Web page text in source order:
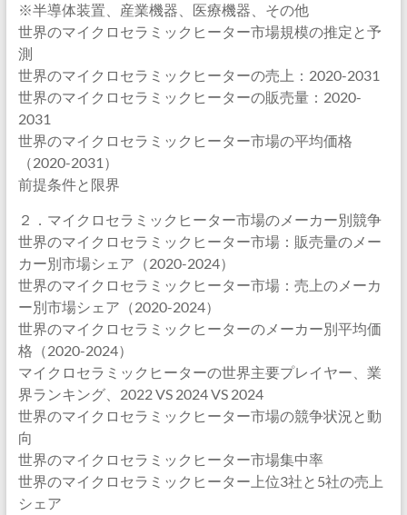
※半導体装置、産業機器、医療機器、その他
世界のマイクロセラミックヒーター市場規模の推定と予
測
世界のマイクロセラミックヒーターの売上：2020-2031
世界のマイクロセラミックヒーターの販売量：2020-
2031
世界のマイクロセラミックヒーター市場の平均価格
（2020-2031）
前提条件と限界
２．マイクロセラミックヒーター市場のメーカー別競争
世界のマイクロセラミックヒーター市場：販売量のメー
カー別市場シェア（2020-2024）
世界のマイクロセラミックヒーター市場：売上のメーカ
ー別市場シェア（2020-2024）
世界のマイクロセラミックヒーターのメーカー別平均価
格（2020-2024）
マイクロセラミックヒーターの世界主要プレイヤー、業
界ランキング、2022 VS 2024 VS 2024
世界のマイクロセラミックヒーター市場の競争状況と動
向
世界のマイクロセラミックヒーター市場集中率
世界のマイクロセラミックヒーター上位3社と5社の売上
シェア